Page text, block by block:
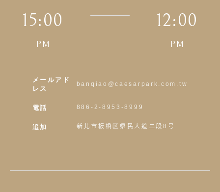
15:00
PM
12:00
PM
メールアド
レス
banqiao@caesarpark.com.tw
電話 886-2-8953-8999
追加 新北市板橋区県民大道二段8号